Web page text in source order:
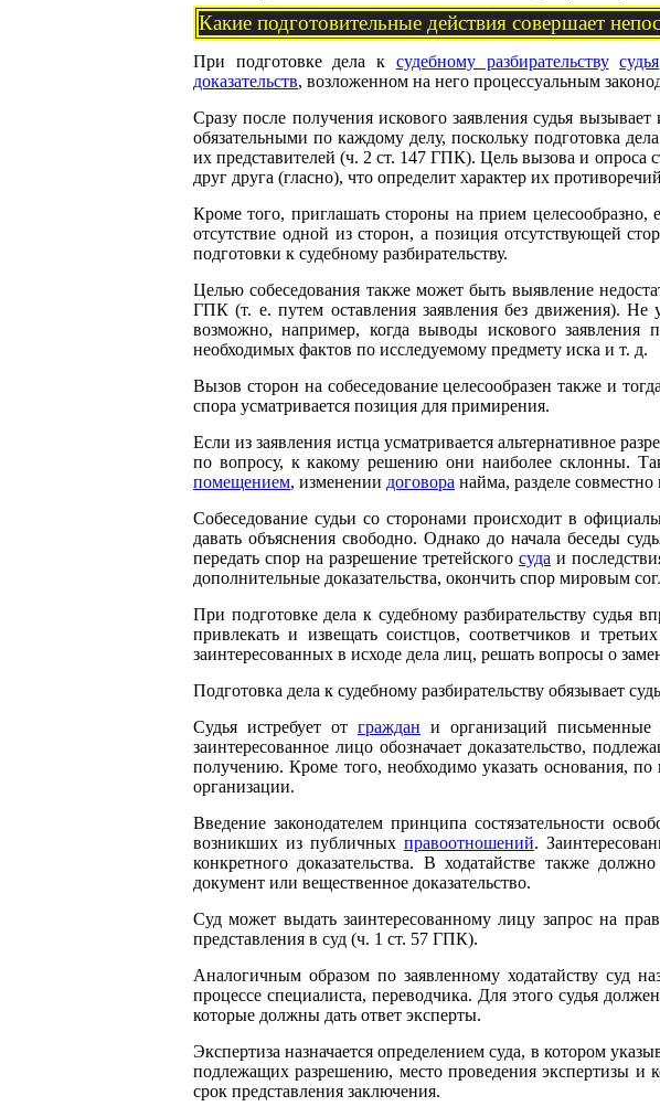
Какие подготовительные действия совершает
При подготовке дела к судебному разбирательству судья
доказательств, возложенном на него процессуальным
Сразу после получения искового заявления судья
обязательными по каждому делу, поскольку подготовка
их представителей (ч. 2 ст. 147 ГПК). Цель вызова и опроса
друг друга (гласно), что определит характер их
Кроме того, приглашать стороны на прием целесообразно,
отсутствие одной из сторон, а позиция отсутствующей
подготовки к судебному разбирательству.
Целью собеседования также может быть выявление
ГПК (т. е. путем оставления заявления без движения). Не
возможно, например, когда выводы искового заявления
необходимых фактов по исследуемому предмету иска и т. д.
Вызов сторон на собеседование целесообразен также и
спора усматривается позиция для примирения.
Если из заявления истца усматривается альтернативное
по вопросу, к какому решению они наиболее склонны.
помещением, изменении договора найма, разделе
Собеседование судьи со сторонами происходит в
давать объяснения свободно. Однако до начала беседы
передать спор на разрешение третейского суда и
дополнительные доказательства, окончить спор мировым
При подготовке дела к судебному разбирательству судья
привлекать и извещать соистцов, соответчиков и
заинтересованных в исходе дела лиц, решать вопросы о
Подготовка дела к судебному разбирательству обязывает
Судья истребует от граждан и организаций письменные
заинтересованное лицо обозначает доказательство,
получению. Кроме того, необходимо указать основания, по
организации.
Введение законодателем принципа состязательности
возникших из публичных правоотношений.
конкретного доказательства. В ходатайстве также
документ или вещественное доказательство.
Суд может выдать заинтересованному лицу запрос на
представления в суд (ч. 1 ст. 57 ГПК).
Аналогичным образом по заявленному ходатайству суд
процессе специалиста, переводчика. Для этого судья
которые должны дать ответ эксперты.
Экспертиза назначается определением суда, в котором
подлежащих разрешению, место проведения экспертизы и
срок представления заключения.